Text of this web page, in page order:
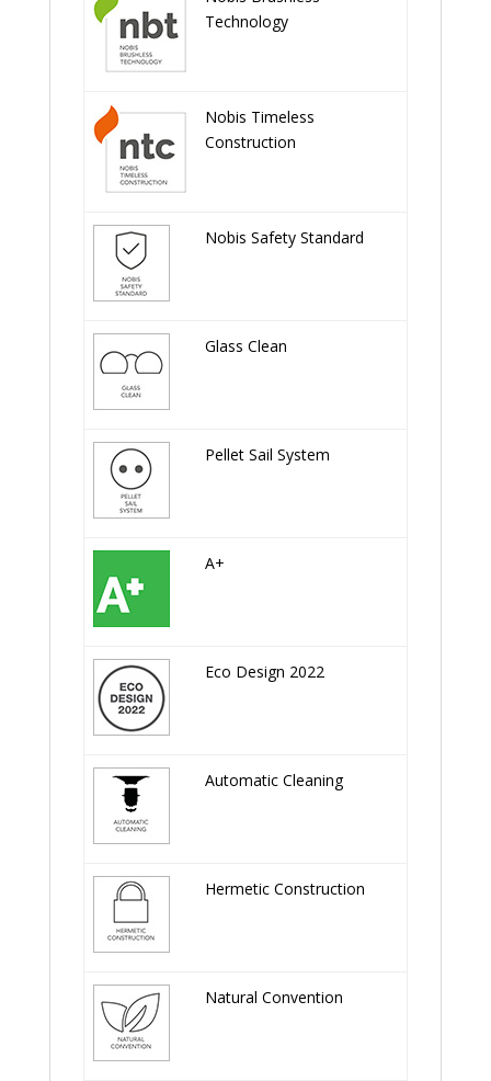
Technology
Nobis Timeless
Construction
Nobis Safety Standard
Glass Clean
Pellet Sail System
A+
Eco Design 2022
Automatic Cleaning
Hermetic Construction
Natural Convention